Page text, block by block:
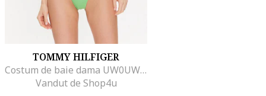
TOMMY HILFIGER
Costum de baie dama UW0UW04108-4135, Verde
Vandut de Shop4u